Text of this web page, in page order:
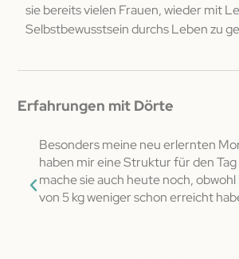
sie bereits vielen Frauen, wieder mit
Selbstbewusstsein durchs Leben zu
Erfahrungen mit Dörte
Besonders meine neu erlernten
haben mir eine Struktur für den
mache sie auch heute noch,
von 5 kg weniger schon erreicht